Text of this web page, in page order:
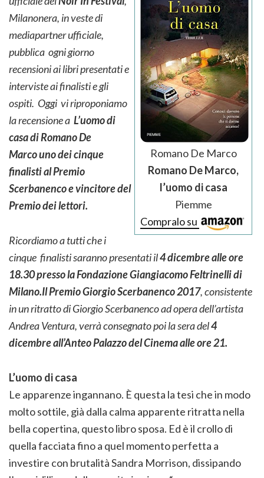
Romano De Marco
Romano De Marco,
l’uomo di casa
Piemme
Compralo su
Milanonera, in veste di
mediapartner ufficiale,
pubblica ogni giorno
recensioni ai libri presentati e
interviste ai finalisti e gli
ospiti. Oggi vi riproponiamo
la recensione a L’uomo di
casa di Romano De
Marco uno dei cinque
finalisti al Premio
Scerbanenco e vincitore del
Premio dei lettori.
Ricordiamo a tutti che i
cinque finalisti saranno presentati il4 dicembre alle ore
18.30 presso la Fondazione Giangiacomo Feltrinelli di
Milano.Il Premio Giorgio Scerbanenco 2017, consistente
in un ritratto di Giorgio Scerbanenco ad opera dell’artista
Andrea Ventura, verrà consegnato poi la sera del4
dicembre all’Anteo Palazzo del Cinema alle ore 21.
L’uomo di casa
Le apparenze ingannano. È questa la tesi che in modo
molto sottile, già dalla calma apparente ritratta nella
bella copertina, questo libro sposa. Ed è il crollo di
quella facciata fino a quel momento perfetta a
investire con brutalità Sandra Morrison, dissipando